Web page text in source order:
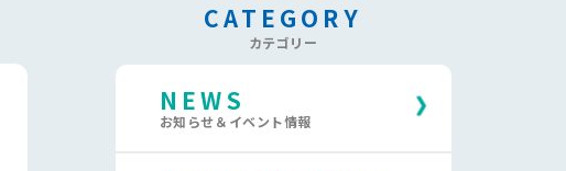
CATEGORY
カテゴリー
NEWS
お知らせ＆イベント情報